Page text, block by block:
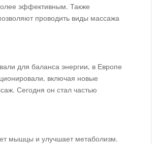
эффективным. Также
проводить виды массажа
для баланса энергии, в Европе
включая новые
Сегодня он стал частью
мышцы и улучшает метаболизм.